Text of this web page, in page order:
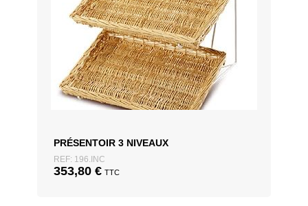
PRÉSENTOIR 3 NIVEAUX
REF: 196.INC
353,80 € TTC